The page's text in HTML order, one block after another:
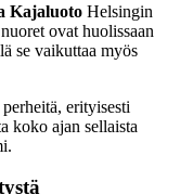
Kajaluoto Helsingin
ovat huolissaan
se vaikuttaa myös
erityisesti
koko ajan sellaista